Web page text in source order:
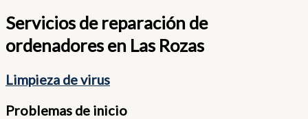
Servicios de reparación de
ordenadores en Las Rozas
Limpieza de virus
Problemas de inicio